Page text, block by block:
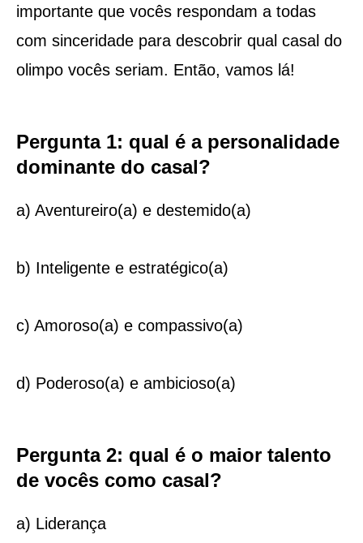
importante que vocês respondam a todas
com sinceridade para descobrir qual casal do
olimpo vocês seriam. Então, vamos lá!
Pergunta 1: qual é a personalidade
dominante do casal?
a) Aventureiro(a) e destemido(a)
b) Inteligente e estratégico(a)
c) Amoroso(a) e compassivo(a)
d) Poderoso(a) e ambicioso(a)
Pergunta 2: qual é o maior talento
de vocês como casal?
a) Liderança